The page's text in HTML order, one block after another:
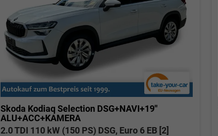
Skoda Kodiaq Selection DSG+NAVI+19''
ALU+ACC+KAMERA
2.0 TDI 110 kW (150 PS) DSG, Euro 6 EB [2]